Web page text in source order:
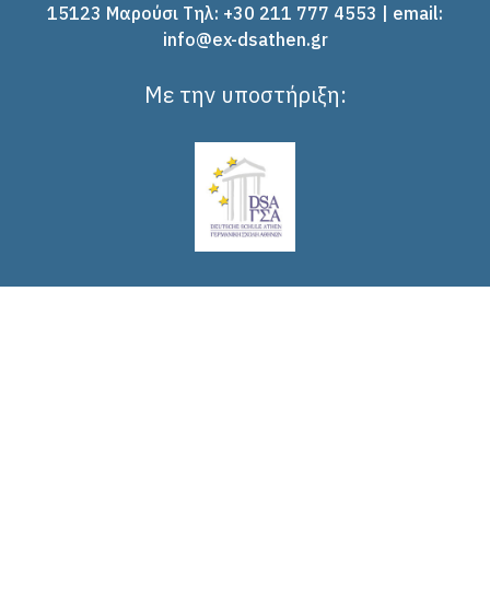
15123 Μαρούσι Tηλ: +30 211 777 4553 | email:
info@ex-dsathen.gr
Με την υποστήριξη: